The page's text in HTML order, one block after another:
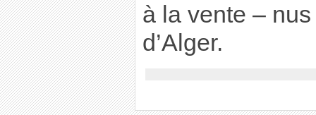
à la vente –
d’Alger.